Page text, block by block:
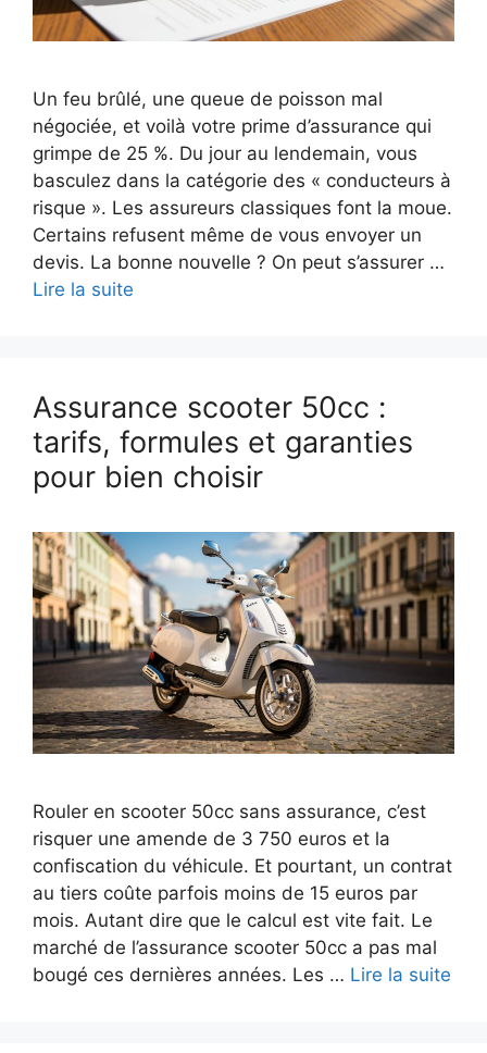
Un feu brûlé, une queue de poisson mal
négociée, et voilà votre prime d’assurance qui
grimpe de 25 %. Du jour au lendemain, vous
basculez dans la catégorie des « conducteurs à
risque ». Les assureurs classiques font la moue.
Certains refusent même de vous envoyer un
devis. La bonne nouvelle ? On peut s’assurer …
Lire la suite
Assurance scooter 50cc :
tarifs, formules et garanties
pour bien choisir
Rouler en scooter 50cc sans assurance, c’est
risquer une amende de 3 750 euros et la
confiscation du véhicule. Et pourtant, un contrat
au tiers coûte parfois moins de 15 euros par
mois. Autant dire que le calcul est vite fait. Le
marché de l’assurance scooter 50cc a pas mal
bougé ces dernières années. Les … Lire la suite